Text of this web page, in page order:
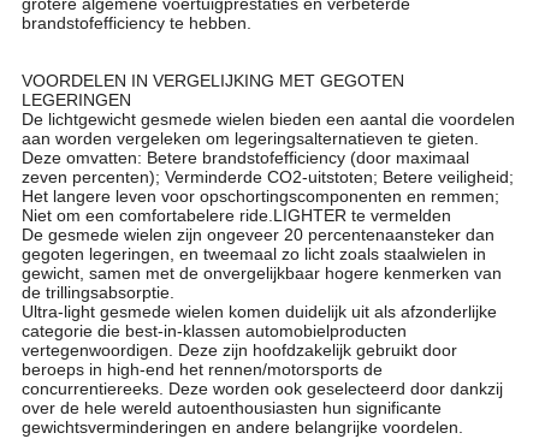
grotere algemene voertuigprestaties en verbeterde
brandstofefficiency te hebben.
VOORDELEN IN VERGELIJKING MET GEGOTEN
LEGERINGEN
De lichtgewicht gesmede wielen bieden een aantal die voordelen
aan worden vergeleken om legeringsalternatieven te gieten.
Deze omvatten: Betere brandstofefficiency (door maximaal
zeven percenten); Verminderde CO2-uitstoten; Betere veiligheid;
Het langere leven voor opschortingscomponenten en remmen;
Niet om een comfortabelere ride.LIGHTER te vermelden
De gesmede wielen zijn ongeveer 20 percentenaansteker dan
gegoten legeringen, en tweemaal zo licht zoals staalwielen in
gewicht, samen met de onvergelijkbaar hogere kenmerken van
de trillingsabsorptie.
Ultra-light gesmede wielen komen duidelijk uit als afzonderlijke
categorie die best-in-klassen automobielproducten
vertegenwoordigen. Deze zijn hoofdzakelijk gebruikt door
beroeps in high-end het rennen/motorsports de
concurrentiereeks. Deze worden ook geselecteerd door dankzij
over de hele wereld autoenthousiasten hun significante
gewichtsverminderingen en andere belangrijke voordelen.